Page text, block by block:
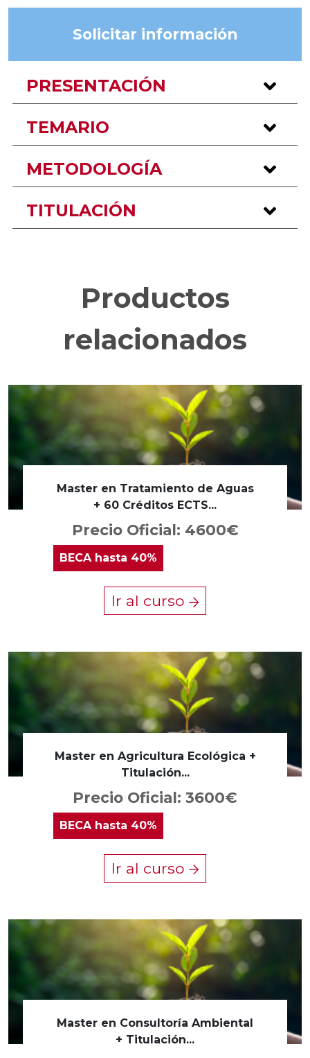
Solicitar información
PRESENTACIÓN
TEMARIO
METODOLOGÍA
TITULACIÓN
Productos
relacionados
Master en Tratamiento de Aguas
+ 60 Créditos ECTS...
Precio Oficial: 4600€
BECAhasta 40%
Ir al curso
Master en Agricultura Ecológica +
Titulación...
Precio Oficial: 3600€
BECA hasta 40%
Ir al curso
Master en Consultoría Ambiental
+ Titulación...